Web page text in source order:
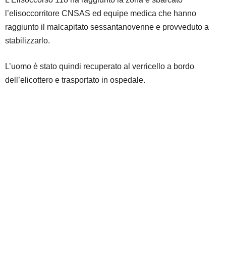
l’elisoccorritore CNSAS ed equipe medica che hanno
raggiunto il malcapitato sessantanovenne e provveduto a
stabilizzarlo.
L’uomo è stato quindi recuperato al verricello a bordo
dell’elicottero e trasportato in ospedale.